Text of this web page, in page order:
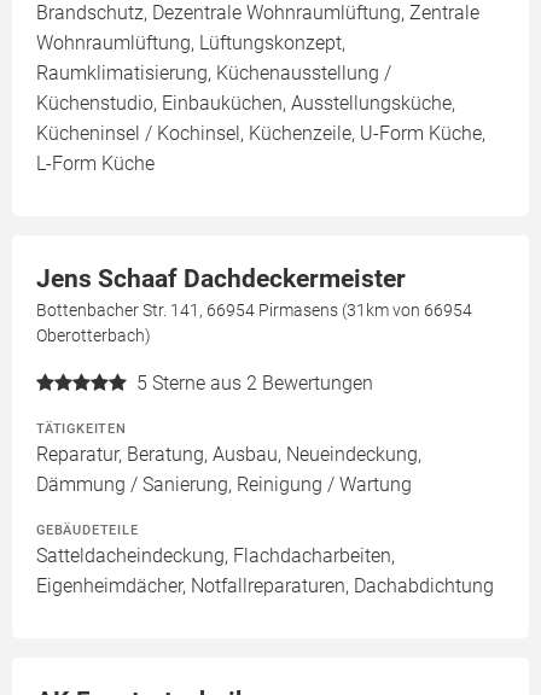
Brandschutz, Dezentrale Wohnraumlüftung, Zentrale
Wohnraumlüftung, Lüftungskonzept,
Raumklimatisierung, Küchenausstellung /
Küchenstudio, Einbauküchen, Ausstellungsküche,
Kücheninsel / Kochinsel, Küchenzeile, U-Form Küche,
L-Form Küche
Jens Schaaf Dachdeckermeister
Bottenbacher Str. 141, 66954 Pirmasens (31km von 66954
Oberotterbach)
5 Sterne aus 2 Bewertungen
TÄTIGKEITEN
Reparatur, Beratung, Ausbau, Neueindeckung,
Dämmung / Sanierung, Reinigung / Wartung
GEBÄUDETEILE
Satteldacheindeckung, Flachdacharbeiten,
Eigenheimdächer, Notfallreparaturen, Dachabdichtung